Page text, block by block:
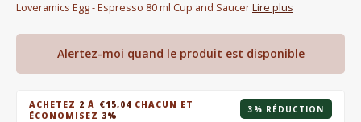
Outdoor accessoires
Happy stuff
Loveramics Egg - Espresso 80 ml Cup and SaucerLire plus
Alertez-moi quand le produit est disponible
ACHETEZ 2 À €15,04CHACUN ET
ÉCONOMISEZ 3%
3% RÉDUCTION